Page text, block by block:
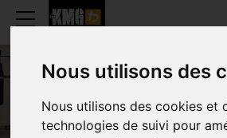
Nous utilisons des
Nous utilisons des cookies et
technologies de suivi pour